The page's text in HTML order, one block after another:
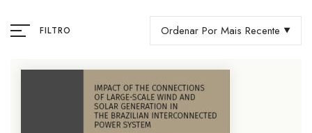
FILTRO Ordenar Por Mais Recente